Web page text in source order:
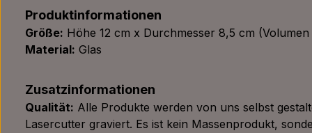
Produktinformationen
Größe: Höhe 12 cm x Durchmesser 8,5 cm
Material: Glas
Zusatzinformationen
Qualität: Alle Produkte werden von uns selbst
Lasercutter graviert. Es ist kein Massenprodukt,